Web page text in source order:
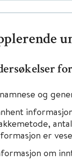
og
er
om